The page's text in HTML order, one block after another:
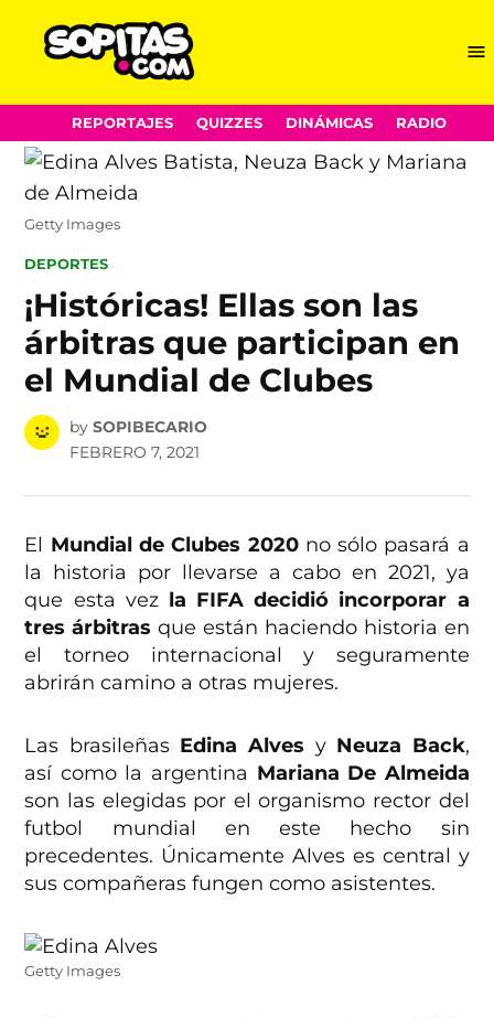
Skip
to
content
REPORTAJES QUIZZES DINÁMICAS RADIO
Getty Images
POSTED
DEPORTES
¡Históricas! Ellas son las
árbitras que participan en
el Mundial de Clubes
by SOPIBECARIO
FEBRERO 7, 2021
El Mundial de Clubes 2020no sólo pasará a
la historia por llevarse a cabo en 2021, ya
que esta vezla FIFA decidió incorporar a
tres árbitras que están haciendo historia en
el torneo internacional y seguramente
abrirán camino a otras mujeres.
Las brasileñasEdina Alves y Neuza Back,
así como la argentina Mariana De Almeida
son las elegidas por el organismo rector del
futbol mundial en este hecho sin
precedentes. Únicamente Alves es central y
sus compañeras fungen como asistentes.
Getty Images